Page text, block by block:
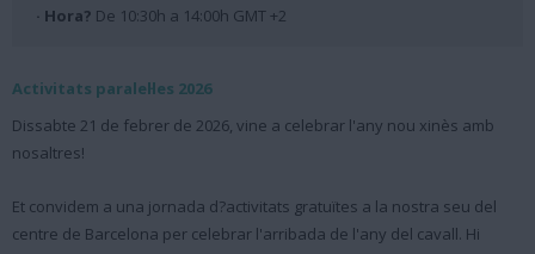
· Hora? De 10:30h a 14:00h GMT +2
Activitats paralel·les 2026
Dissabte 21 de febrer de 2026, vine a celebrar l'any nou xinès amb
nosaltres!
Et convidem a una jornada d?activitats gratuïtes a la nostra seu del
centre de Barcelona per celebrar l'arribada de l'any del cavall. Hi